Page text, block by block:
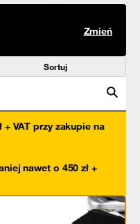
Zmień
Sortuj
+ VAT przy zakupie na
nawet o 450 zł +